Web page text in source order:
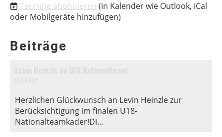
Termine abonnieren (in Kalender wie Outlook, iCal
oder Mobilgeräte hinzufügen)
Beiträge
Herzlichen Glückwunsch an Levin Heinzle zur
Berücksichtigung im finalen U18-
Nationalteamkader!Di...